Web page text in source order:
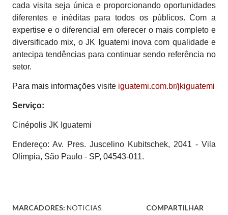
cada visita seja única e proporcionando oportunidades
diferentes e inéditas para todos os públicos. Com a
expertise e o diferencial em oferecer o mais completo e
diversificado mix, o JK Iguatemi inova com qualidade e
antecipa tendências para continuar sendo referência no
setor.
Para mais informações visite iguatemi.com.br/jkiguatemi
Serviço:
Cinépolis JK Iguatemi
Endereço: Av. Pres. Juscelino Kubitschek, 2041 - Vila
Olímpia, São Paulo - SP, 04543-011.
MARCADORES: NOTICIAS COMPARTILHAR